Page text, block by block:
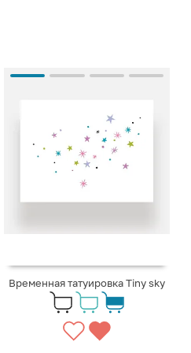
Временная татуировка Tiny sky